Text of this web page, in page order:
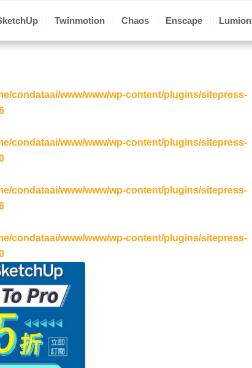
Twinmotion Chaos Enscape Lumion
condataai/www/www/wp-content/plugins/sitepress-
condataai/www/www/wp-content/plugins/sitepress-
condataai/www/www/wp-content/plugins/sitepress-
condataai/www/www/wp-content/plugins/sitepress-